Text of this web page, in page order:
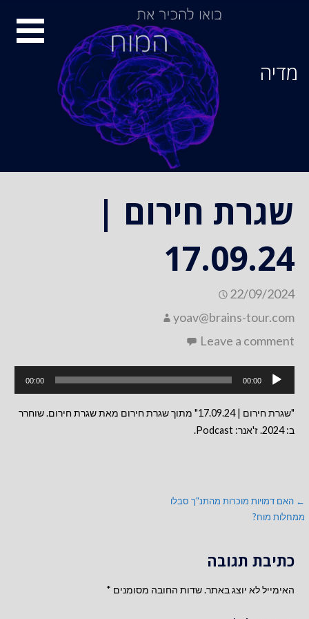
מדיה
שגרת חירום |
17.09.24
22/09/2024
yoav@brains-tour.com
Leave a comment
אודיו
00:00
00:00
"שגרת חירום | 17.09.24" מתוך שגרת חירום מאת שגרת חירום. שוחרר
ב: 2024. ז'אנר: Podcast.
ניווט
← האם דמויות מוכרות מהתנ"ך סבלו
ממחלות מוח?
כתיבת תגובה
האימייל לא יוצג באתר.שדות החובה מסומנים *